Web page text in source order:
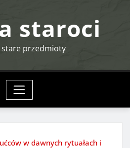
staroci
przedmioty
w dawnych rytuałach i